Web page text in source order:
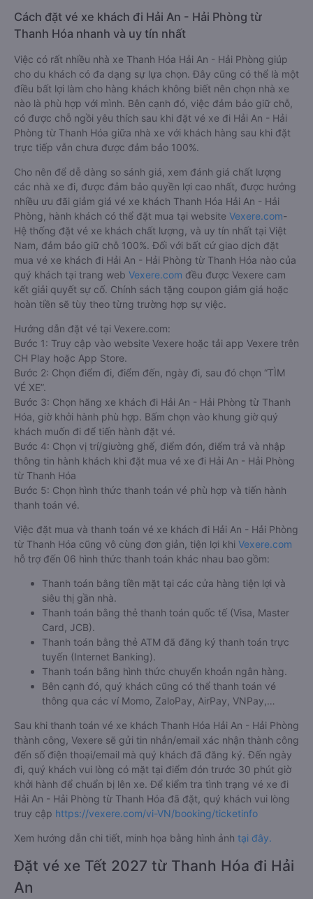
Cách đặt vé xe khách đi Hải An - Hải Phòng từ
Thanh Hóa nhanh và uy tín nhất
Việc có rất nhiều nhà xe Thanh Hóa Hải An - Hải Phòng giúp
cho du khách có đa dạng sự lựa chọn. Đây cũng có thể là một
điều bất lợi làm cho hàng khách không biết nên chọn nhà xe
nào là phù hợp với mình. Bên cạnh đó, việc đảm bảo giữ chỗ,
có được chỗ ngồi yêu thích sau khi đặt vé xe đi Hải An - Hải
Phòng từ Thanh Hóa giữa nhà xe với khách hàng sau khi đặt
trực tiếp vẫn chưa được đảm bảo 100%.
Cho nên để dễ dàng so sánh giá, xem đánh giá chất lượng
các nhà xe đi, được đảm bảo quyền lợi cao nhất, được hưởng
nhiều ưu đãi giảm giá vé xe khách Thanh Hóa Hải An - Hải
Phòng, hành khách có thể đặt mua tại website Vexere.com-
Hệ thống đặt vé xe khách chất lượng, và uy tín nhất tại Việt
Nam, đảm bảo giữ chỗ 100%. Đối với bất cứ giao dịch đặt
mua vé xe khách đi Hải An - Hải Phòng từ Thanh Hóa nào của
quý khách tại trang web Vexere.com đều được Vexere cam
kết giải quyết sự cố. Chính sách tặng coupon giảm giá hoặc
hoàn tiền sẽ tùy theo từng trường hợp sự việc.
Hướng dẫn đặt vé tại Vexere.com:
Bước 1: Truy cập vào website Vexere hoặc tải app Vexere trên
CH Play hoặc App Store.
Bước 2: Chọn điểm đi, điểm đến, ngày đi, sau đó chọn “TÌM
VÉ XE”.
Bước 3: Chọn hãng xe khách đi Hải An - Hải Phòng từ Thanh
Hóa, giờ khởi hành phù hợp. Bấm chọn vào khung giờ quý
khách muốn đi để tiến hành đặt vé.
Bước 4: Chọn vị trí/giường ghế, điểm đón, điểm trả và nhập
thông tin hành khách khi đặt mua vé xe đi Hải An - Hải Phòng
từ Thanh Hóa
Bước 5: Chọn hình thức thanh toán vé phù hợp và tiến hành
thanh toán vé.
Việc đặt mua và thanh toán vé xe khách đi Hải An - Hải Phòng
từ Thanh Hóa cũng vô cùng đơn giản, tiện lợi khi Vexere.com
hỗ trợ đến 06 hình thức thanh toán khác nhau bao gồm:
Thanh toán bằng tiền mặt tại các cửa hàng tiện lợi và
siêu thị gần nhà.
Thanh toán bằng thẻ thanh toán quốc tế (Visa, Master
Card, JCB).
Thanh toán bằng thẻ ATM đã đăng ký thanh toán trực
tuyến (Internet Banking).
Thanh toán bằng hình thức chuyển khoản ngân hàng.
Bên cạnh đó, quý khách cũng có thể thanh toán vé
thông qua các ví Momo, ZaloPay, AirPay, VNPay,…
Sau khi thanh toán vé xe khách Thanh Hóa Hải An - Hải Phòng
thành công, Vexere sẽ gửi tin nhắn/email xác nhận thành công
đến số điện thoại/email mà quý khách đã đăng ký. Đến ngày
đi, quý khách vui lòng có mặt tại điểm đón trước 30 phút giờ
khởi hành để chuẩn bị lên xe. Để kiểm tra tình trạng vé xe đi
Hải An - Hải Phòng từ Thanh Hóa đã đặt, quý khách vui lòng
truy cập https://vexere.com/vi-VN/booking/ticketinfo
Xem hướng dẫn chi tiết, minh họa bằng hình ảnh tại đây.
Đặt vé xe Tết 2027 từ Thanh Hóa đi Hải
An